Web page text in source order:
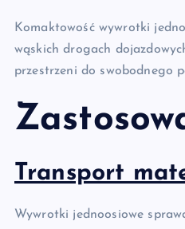
Komaktowość wywrotki
wąskich drogach
przestrzeni do swobodnego
Transport
Wywrotki jednoosiowe